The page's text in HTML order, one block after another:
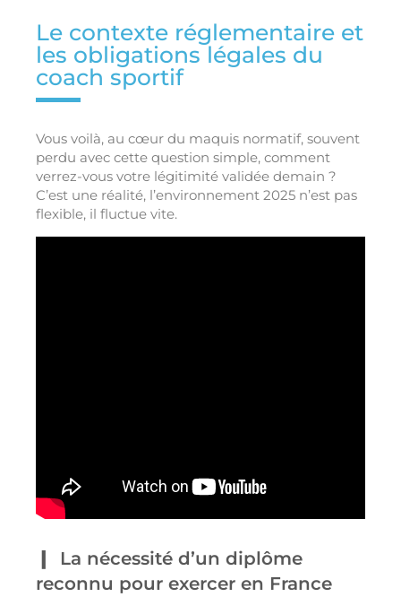
Le contexte réglementaire et
les obligations légales du
coach sportif
Vous voilà, au cœur du maquis normatif, souvent
perdu avec cette question simple, comment
verrez-vous votre légitimité validée demain ?
C’est une réalité, l’environnement 2025 n’est pas
flexible, il fluctue vite.
La nécessité d’un diplôme
reconnu pour exercer en France